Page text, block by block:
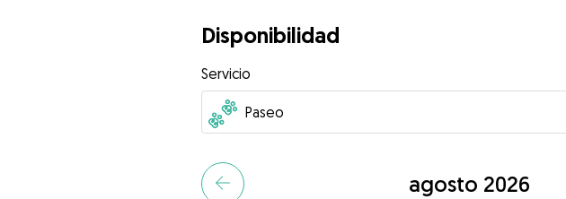
Disponibilidad
Servicio
agosto 2026